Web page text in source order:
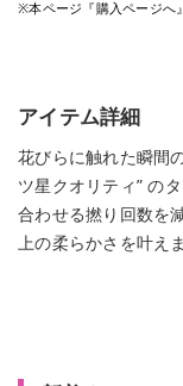
※本ページ『購入ページへ
アイテム詳細
花びらに触れた瞬間
ツ星クオリティ” の
合わせる撚り回数を
上の柔らかさを叶え